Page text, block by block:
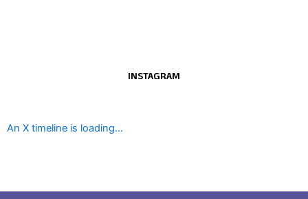
INSTAGRAM
An X timeline is loading...